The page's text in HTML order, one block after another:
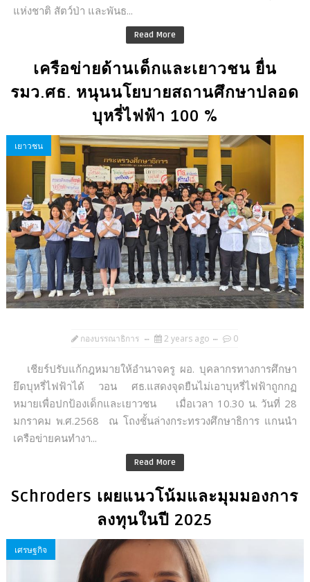
แห่งชาติ สัตว์ป่า และพันธ...
Read More
เครือข่ายด้านเด็กและเยาวชน ยื่น
รมว.ศธ. หนุนนโยบายสถานศึกษาปลอด
บุหรี่ไฟฟ้า 100 %
เยาวชน
กองบรรณาธิการ 2 years ago 0
เชียร์ปรับแก้กฎหมายให้อำนาจครู ผอ. บุคลากรทางการศึกษา
ยึดบุหรี่ไฟฟ้าได้ วอน ศธ.แสดงจุดยืนไม่เอาบุหรี่ไฟฟ้าถูกกฏ
หมายเพื่อปกป้องเด็กและเยาวชน เมื่อเวลา 10.30 น. วันที่ 28
มกราคม พ.ศ.2568 ณ โถงชั้นล่างกระทรวงศึกษาธิการ แกนนำ
เครือข่ายคนทำงา...
Read More
Schroders เผยแนวโน้มและมุมมองการ
ลงทุนในปี 2025
เศรษฐกิจ